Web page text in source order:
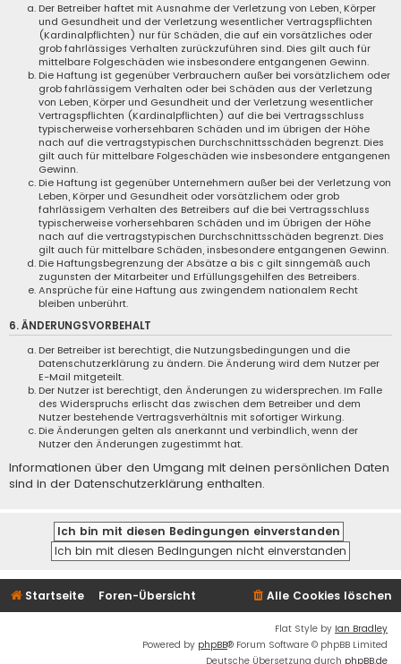
Der Betreiber haftet mit Ausnahme der Verletzung von Leben, Körper
und Gesundheit und der Verletzung wesentlicher Vertragspflichten
(Kardinalpflichten) nur für Schäden, die auf ein vorsätzliches oder
grob fahrlässiges Verhalten zurückzuführen sind. Dies gilt auch für
mittelbare Folgeschäden wie insbesondere entgangenen Gewinn.
Die Haftung ist gegenüber Verbrauchern außer bei vorsätzlichem oder
grob fahrlässigem Verhalten oder bei Schäden aus der Verletzung
von Leben, Körper und Gesundheit und der Verletzung wesentlicher
Vertragspflichten (Kardinalpflichten) auf die bei Vertragsschluss
typischerweise vorhersehbaren Schäden und im übrigen der Höhe
nach auf die vertragstypischen Durchschnittsschäden begrenzt. Dies
gilt auch für mittelbare Folgeschäden wie insbesondere entgangenen
Gewinn.
Die Haftung ist gegenüber Unternehmern außer bei der Verletzung von
Leben, Körper und Gesundheit oder vorsätzlichem oder grob
fahrlässigem Verhalten des Betreibers auf die bei Vertragsschluss
typischerweise vorhersehbaren Schäden und im Übrigen der Höhe
nach auf die vertragstypischen Durchschnittsschäden begrenzt. Dies
gilt auch für mittelbare Schäden, insbesondere entgangenen Gewinn.
Die Haftungsbegrenzung der Absätze a bis c gilt sinngemäß auch
zugunsten der Mitarbeiter und Erfüllungsgehilfen des Betreibers.
Ansprüche für eine Haftung aus zwingendem nationalem Recht
bleiben unberührt.
6. ÄNDERUNGSVORBEHALT
Der Betreiber ist berechtigt, die Nutzungsbedingungen und die
Datenschutzerklärung zu ändern. Die Änderung wird dem Nutzer per
E-Mail mitgeteilt.
Der Nutzer ist berechtigt, den Änderungen zu widersprechen. Im Falle
des Widerspruchs erlischt das zwischen dem Betreiber und dem
Nutzer bestehende Vertragsverhältnis mit sofortiger Wirkung.
Die Änderungen gelten als anerkannt und verbindlich, wenn der
Nutzer den Änderungen zugestimmt hat.
Informationen über den Umgang mit deinen persönlichen Daten
sind in der Datenschutzerklärung enthalten.
Startseite Foren-Übersicht Alle Cookies löschen
Flat Style by Ian Bradley
Powered by phpBB® Forum Software © phpBB Limited
Deutsche Übersetzung durch phpBB.de